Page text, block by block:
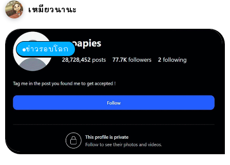
เหมียวนานะ
ข่าวรอบโลก